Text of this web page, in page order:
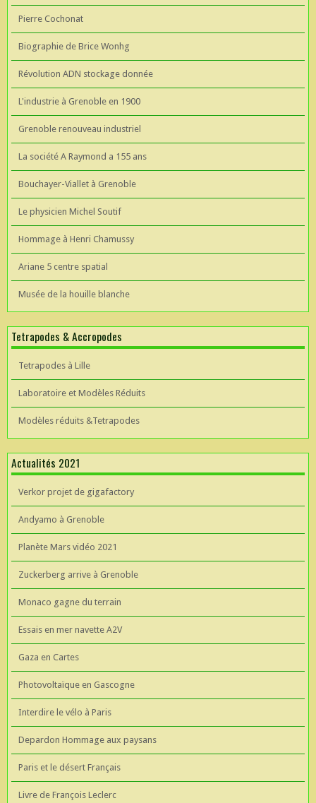
Pierre Cochonat
Biographie de Brice Wonhg
Révolution ADN stockage donnée
L'industrie à Grenoble en 1900
Grenoble renouveau industriel
La société A Raymond a 155 ans
Bouchayer-Viallet à Grenoble
Le physicien Michel Soutif
Hommage à Henri Chamussy
Ariane 5 centre spatial
Musée de la houille blanche
Tetrapodes & Accropodes
Tetrapodes à Lille
Laboratoire et Modèles Réduits
Modèles réduits &Tetrapodes
Actualités 2021
Verkor projet de gigafactory
Andyamo à Grenoble
Planète Mars vidéo 2021
Zuckerberg arrive à Grenoble
Monaco gagne du terrain
Essais en mer navette A2V
Gaza en Cartes
Photovoltaïque en Gascogne
Interdire le vélo à Paris
Depardon Hommage aux paysans
Paris et le désert Français
Livre de François Leclerc